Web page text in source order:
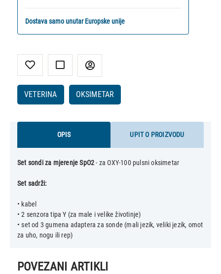
Dostava samo unutar Europske unije
VETERINA OKSIMETAR
OPIS UPIT O PROIZVODU
Set sondi za mjerenje SpO2- za OXY-100 pulsni oksimetar
Set sadrži:
• kabel
• 2 senzora tipa Y (za male i velike životinje)
• set od 3 gumena adaptera za sonde (mali jezik, veliki jezik, omot
POVEZANI ARTIKLI